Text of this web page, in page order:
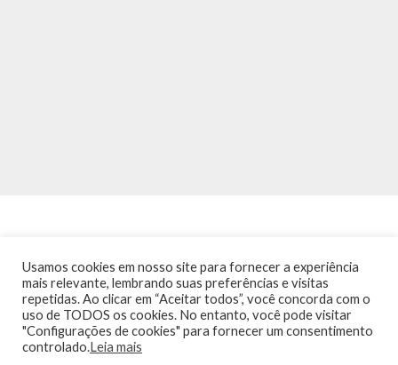
INÍCIO NOTÍCIAS AGENDA CONTATO
TRÂNSITO NA PONTE
TERMOS DE USO / POLÍTICA DE PRIVACIDADE
Usamos cookies em nosso site para fornecer a experiência
mais relevante, lembrando suas preferências e visitas
repetidas. Ao clicar em “Aceitar todos”, você concorda com o
uso de TODOS os cookies. No entanto, você pode visitar
"Configurações de cookies" para fornecer um consentimento
controlado.Leia mais